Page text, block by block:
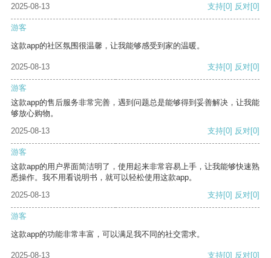
2025-08-13 支持[0] 反对[0]
游客
这款app的社区氛围很温馨，让我能够感受到家的温暖。
2025-08-13 支持[0] 反对[0]
游客
这款app的售后服务非常完善，遇到问题总是能够得到妥善解决，让我能
够放心购物。
2025-08-13
支持[0] 反对[0]
游客
这款app的用户界面简洁明了，使用起来非常容易上手，让我能够快速熟
悉操作。我不用看说明书，就可以轻松使用这款app。
2025-08-13
支持[0] 反对[0]
游客
这款app的功能非常丰富，可以满足我不同的社交需求。
2025-08-13 支持[0] 反对[0]